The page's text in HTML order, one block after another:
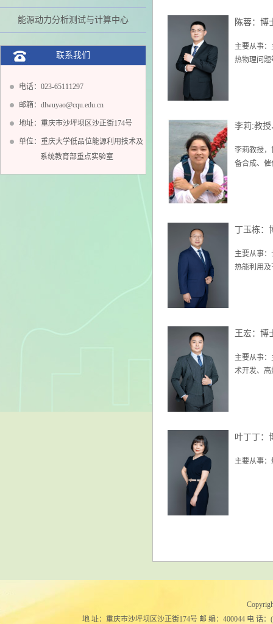
能源系统理论及技术
能源动力分析测试与计算中心
联系我们
电话：023-65111297
邮箱：dlwuyao@cqu.edu.cn
地址：重庆市沙坪坝区沙正街174号
单位：重庆大学低品位能源利用技术及
系统教育部重点实验室
陈蓉：博
主要从事
热物理问
李莉:教
李莉教授，
备合成、
丁玉栋：
主要从事
热能利用
王宏：博
主要从事
术开发、
叶丁丁：
主要从事
地 址：重庆市沙坪坝区沙正街174号 邮 编：400044 电 话：